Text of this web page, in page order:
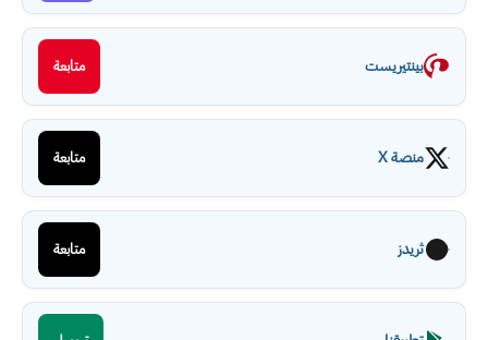
بينتيريست متابعة
منصة X متابعة
ثريدز متابعة